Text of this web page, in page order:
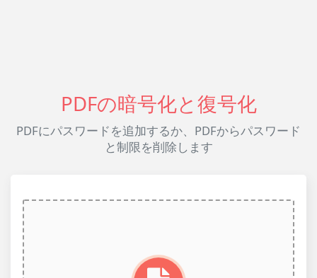
PDFの暗号化と復号化
PDFにパスワードを追加するか、PDFからパスワード
と制限を削除します